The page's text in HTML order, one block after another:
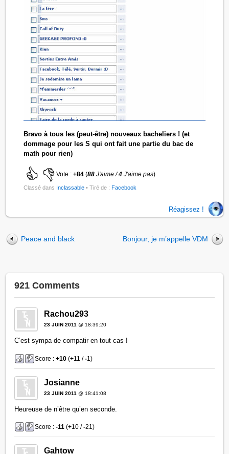
Bravo à tous les (peut-être) nouveaux bacheliers ! (et
dommage pour les S qui ont fait une partie du bac de
math pour rien)
Vote :+84 (88J'aime /4 J'aime pas)
Classé dans Inclassable • Tiré de : Facebook
Réagissez !
Peace and black Bonjour, je m’appelle VDM
921 Comments
Rachou293
23 JUIN 2011 @ 18:39:20
C’est sympa de compatir en tout cas !
Score :+10 (+11 /-1)
Josianne
23 JUIN 2011 @ 18:41:08
Heureuse de n’être qu’en seconde.
Score :-11 (+10 /-21)
Gahtow